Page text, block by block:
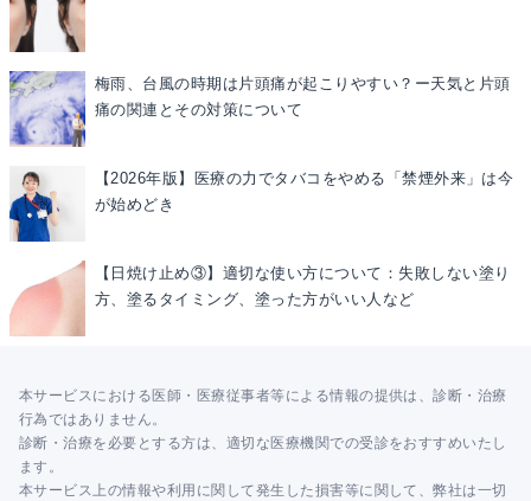
梅雨、台風の時期は片頭痛が起こりやすい？ー天気と片頭
痛の関連とその対策について
【2026年版】医療の力でタバコをやめる「禁煙外来」は今
が始めどき
【日焼け止め③】適切な使い方について：失敗しない塗り
方、塗るタイミング、塗った方がいい人など
本サービスにおける医師・医療従事者等による情報の提供は、診断・治療
行為ではありません。
診断・治療を必要とする方は、適切な医療機関での受診をおすすめいたし
ます。
本サービス上の情報や利用に関して発生した損害等に関して、弊社は一切